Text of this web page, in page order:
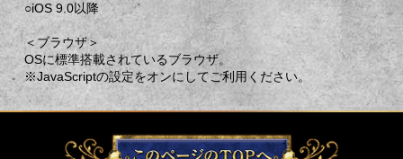
○iOS 9.0以降
＜ブラウザ＞
OSに標準搭載されているブラウザ。
※JavaScriptの設定をオンにしてご利用ください。